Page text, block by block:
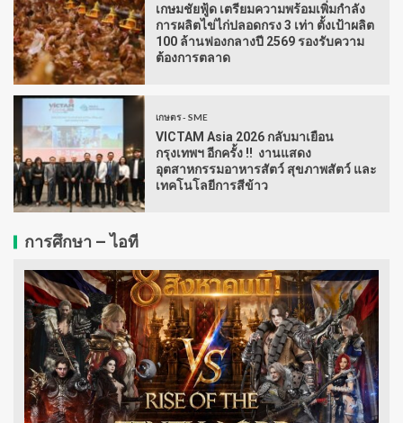
เกษมชัยฟู้ด เตรียมความพร้อมเพิ่มกำลัง
การผลิตไข่ไก่ปลอดกรง 3 เท่า ตั้งเป้าผลิต
100 ล้านฟองกลางปี 2569 รองรับความ
ต้องการตลาด
เกษตร - SME
VICTAM Asia 2026 กลับมาเยือน
กรุงเทพฯ อีกครั้ง !! งานแสดง
อุตสาหกรรมอาหารสัตว์ สุขภาพสัตว์ และ
เทคโนโลยีการสีข้าว
การศึกษา – ไอที